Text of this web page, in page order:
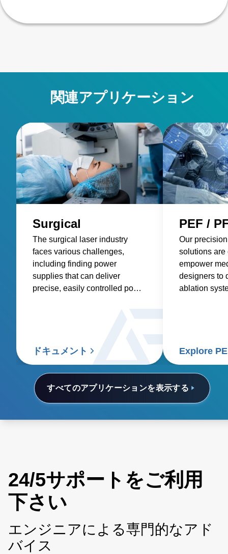
関連アプリケーション
すべてのアプリケーションを表示する
Surgical
The surgical laser industry
faces various challenges,
including finding power
supplies that can deliver
precise, easily controlled power
voltages, and preserve a high-
ドキュメント
PEF /
Our
solutions are
empower
designers to
ablation
patients and
Explore
24/5サポートをご利用
下さい
エンジニアによる専門的なアド
バイス